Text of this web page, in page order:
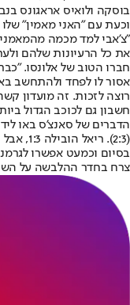
בוסקה ולואיס אראגונס
וכעת עם "האני מאמין"
"צ'אבי למד מכמה
חברו הטוב של אלונסו.
אסור לו לפחד ולהתחשב
רוצה לזכות. זה מועדון
חשבון גם לכוכב הגדול
הדברים של סאנצ'ס באו
(2:3).
בסיום וכמעט אפשרו
צרח בחדר ההלבשה על